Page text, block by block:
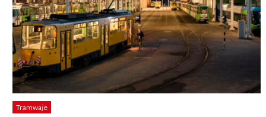
Tramwaje